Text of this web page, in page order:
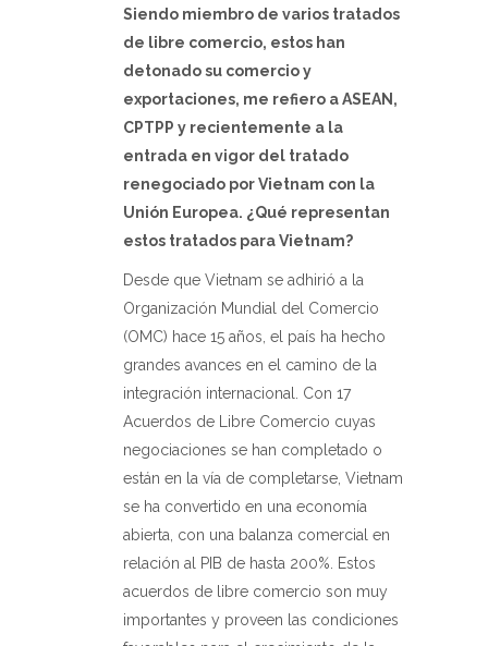
Siendo miembro de varios tratados
de libre comercio, estos han
detonado su comercio y
exportaciones, me refiero a ASEAN,
CPTPP y recientemente a la
entrada en vigor del tratado
renegociado por Vietnam con la
Unión Europea. ¿Qué representan
estos tratados para Vietnam?
Desde que Vietnam se adhirió a la
Organización Mundial del Comercio
(OMC) hace 15 años, el país ha hecho
grandes avances en el camino de la
integración internacional. Con 17
Acuerdos de Libre Comercio cuyas
negociaciones se han completado o
están en la vía de completarse, Vietnam
se ha convertido en una economía
abierta, con una balanza comercial en
relación al PIB de hasta 200%. Estos
acuerdos de libre comercio son muy
importantes y proveen las condiciones